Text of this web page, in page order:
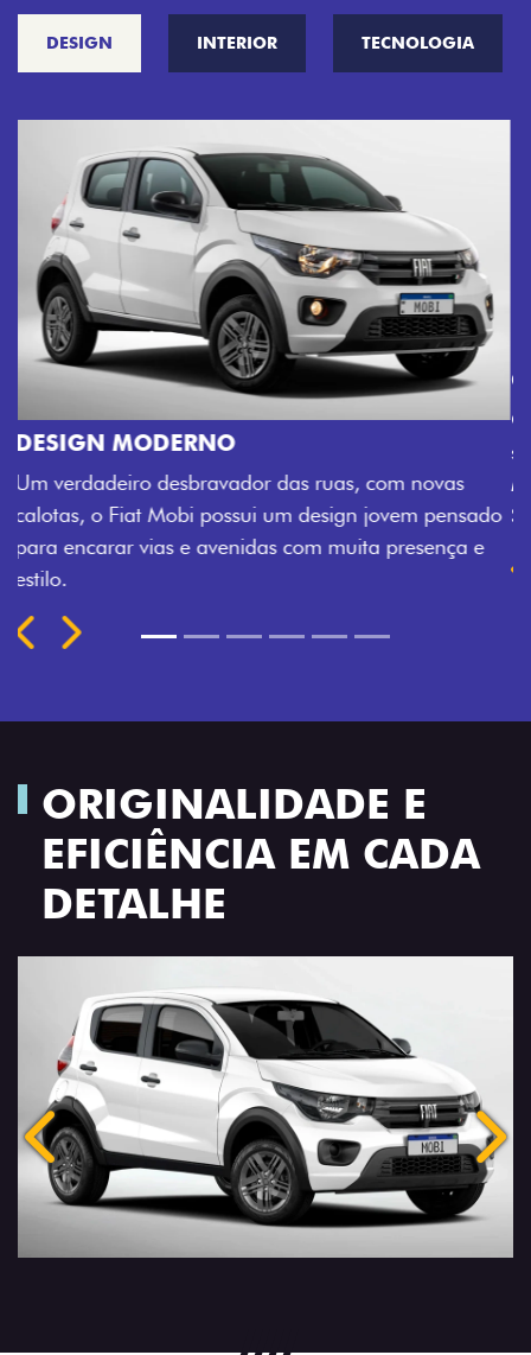
DESIGN INTERIOR TECNOLOGIA
CINCO OPÇÕES DE CORES
O Fiat Mobi tem sempre uma opção de cor que é a
sua cara. Escolha entre o Preto Vulcano, Vermelho
Montecarlo, Branco Banchisa, Prata Bari e Cinza
Silverstone.
Previous
Rodas de liga leve
ORIGINALIDADE E
EFICIÊNCIA EM CADA
DETALHE
Anterior